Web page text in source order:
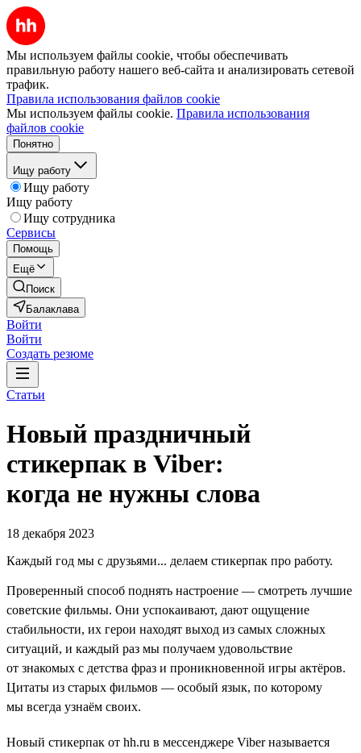
Мы используем файлы cookie, чтобы обеспечивать
правильную работу нашего веб-сайта и анализировать сетевой
трафик.
Правила использования файлов cookie
Мы используем файлы cookie. Правила использования
файлов cookie
Понятно
Ищу работу
Ищу работу
Ищу работу
Ищу сотрудника
Сервисы
Помощь
Ещё
Поиск
Балаклава
Войти
Войти
Создать резюме
Статьи
Новый праздничный
стикерпак в Viber:
когда не нужны слова
18 декабря 2023
Каждый год мы с друзьями... делаем стикерпак про работу.
Проверенный способ поднять настроение — смотреть лучшие
советские фильмы. Они успокаивают, дают ощущение
стабильности, их герои находят выход из самых сложных
ситуаций, и каждый раз мы получаем удовольствие
от знакомых с детства фраз и проникновенной игры актёров.
Цитаты из старых фильмов — особый язык, по которому
мы всегда узнаём своих.
Новый стикерпак от hh.ru в мессенджере Viber называется